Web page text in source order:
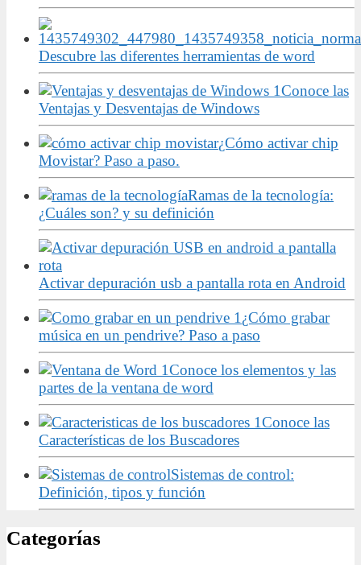
Descubre las diferentes herramientas de word
Conoce las
Ventajas y Desventajas de Windows
¿Cómo activar chip
Movistar? Paso a paso.
Ramas de la tecnología:
¿Cuáles son? y su definición
Activar depuración usb a pantalla rota en Android
¿Cómo grabar
música en un pendrive? Paso a paso
Conoce los elementos y las
partes de la ventana de word
Conoce las
Características de los Buscadores
Sistemas de control:
Definición, tipos y función
Categorías